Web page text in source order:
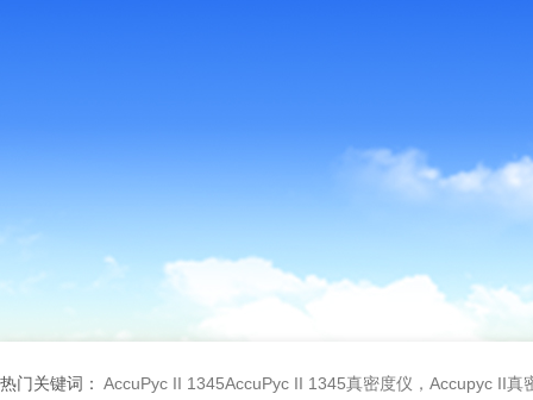
热门关键词： AccuPyc II 1345AccuPyc II 1345真密度仪，Accupyc II真